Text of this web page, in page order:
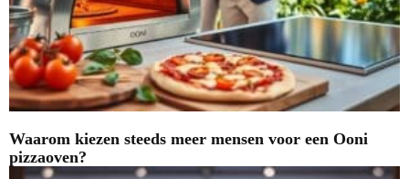
Waarom kiezen steeds meer mensen voor een Ooni
pizzaoven?